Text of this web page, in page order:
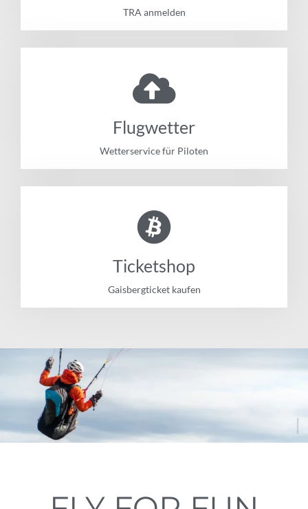
TRA anmelden
Flugwetter
Wetterservice für Piloten
Ticketshop
Gaisbergticket kaufen